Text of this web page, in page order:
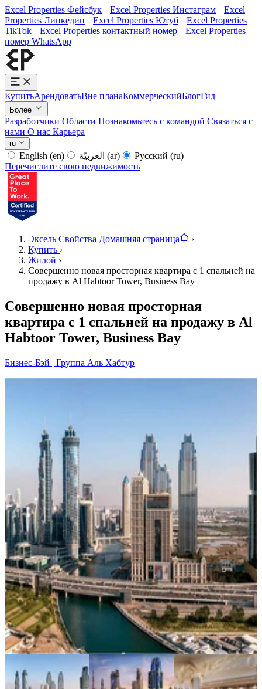
Excel Properties Фейсбук Excel Properties Инстаграм
Excel
Properties Линкедин
Excel Properties Ютуб
Excel Properties
TikTok
Excel Properties контактный номер
Excel Properties
номер WhatsApp
КупитьАрендоватьВне планаКоммерческийБлогГид
Более
Разработчики Области Познакомьтесь с командой Связаться с
нами О нас Карьера
ru
English (en) (ar) Русский (ru)
Перечислите свою недвижимость
Эксель Свойства Домашняя страница
›
Купить ›
Жилой ›
Совершенно новая просторная квартира с 1 спальней на
продажу в Al Habtoor Tower, Business Bay
Совершенно новая просторная
квартира с 1 спальней на продажу в Al
Habtoor Tower, Business Bay
Бизнес-Бэй | Группа Аль Хабтур